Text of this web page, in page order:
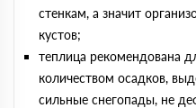
стенкам, а значит
кустов;
теплица рекомендована
количеством осадков,
сильные снегопады, не